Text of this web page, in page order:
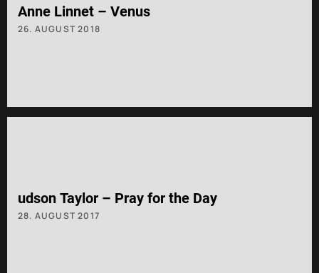
Anne Linnet – Venus
26. AUGUST 2018
udson Taylor – Pray for the Day
28. AUGUST 2017